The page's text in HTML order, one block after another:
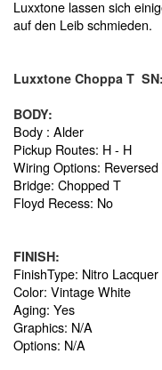
Luxxtone lassen sich
auf den Leib schmieden.
Luxxtone Choppa T
BODY:
Body : Alder
Pickup Routes: H - H
Wiring Options: Reversed
Bridge: Chopped T
Floyd Recess: No
FINISH:
FinishType: Nitro Lacquer
Color: Vintage White
Aging: Yes
Graphics: N/A
Options: N/A